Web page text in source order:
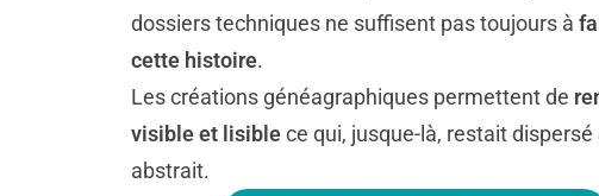
dossiers techniques ne suffisent pas toujours à
cette histoire.
Les créations généagraphiques permettent de
visible et lisiblece qui, jusque-là, restait dispersé
abstrait.